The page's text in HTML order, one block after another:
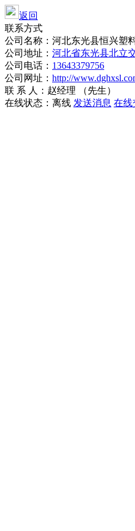
返回
联系方式
公司名称：河北东光县恒兴塑
公司地址： 河北省东光县北立
公司电话： 13643379756
公司网址： http://
联 系 人：赵经理 （先生）
在线状态： 离线 发送消息 在线